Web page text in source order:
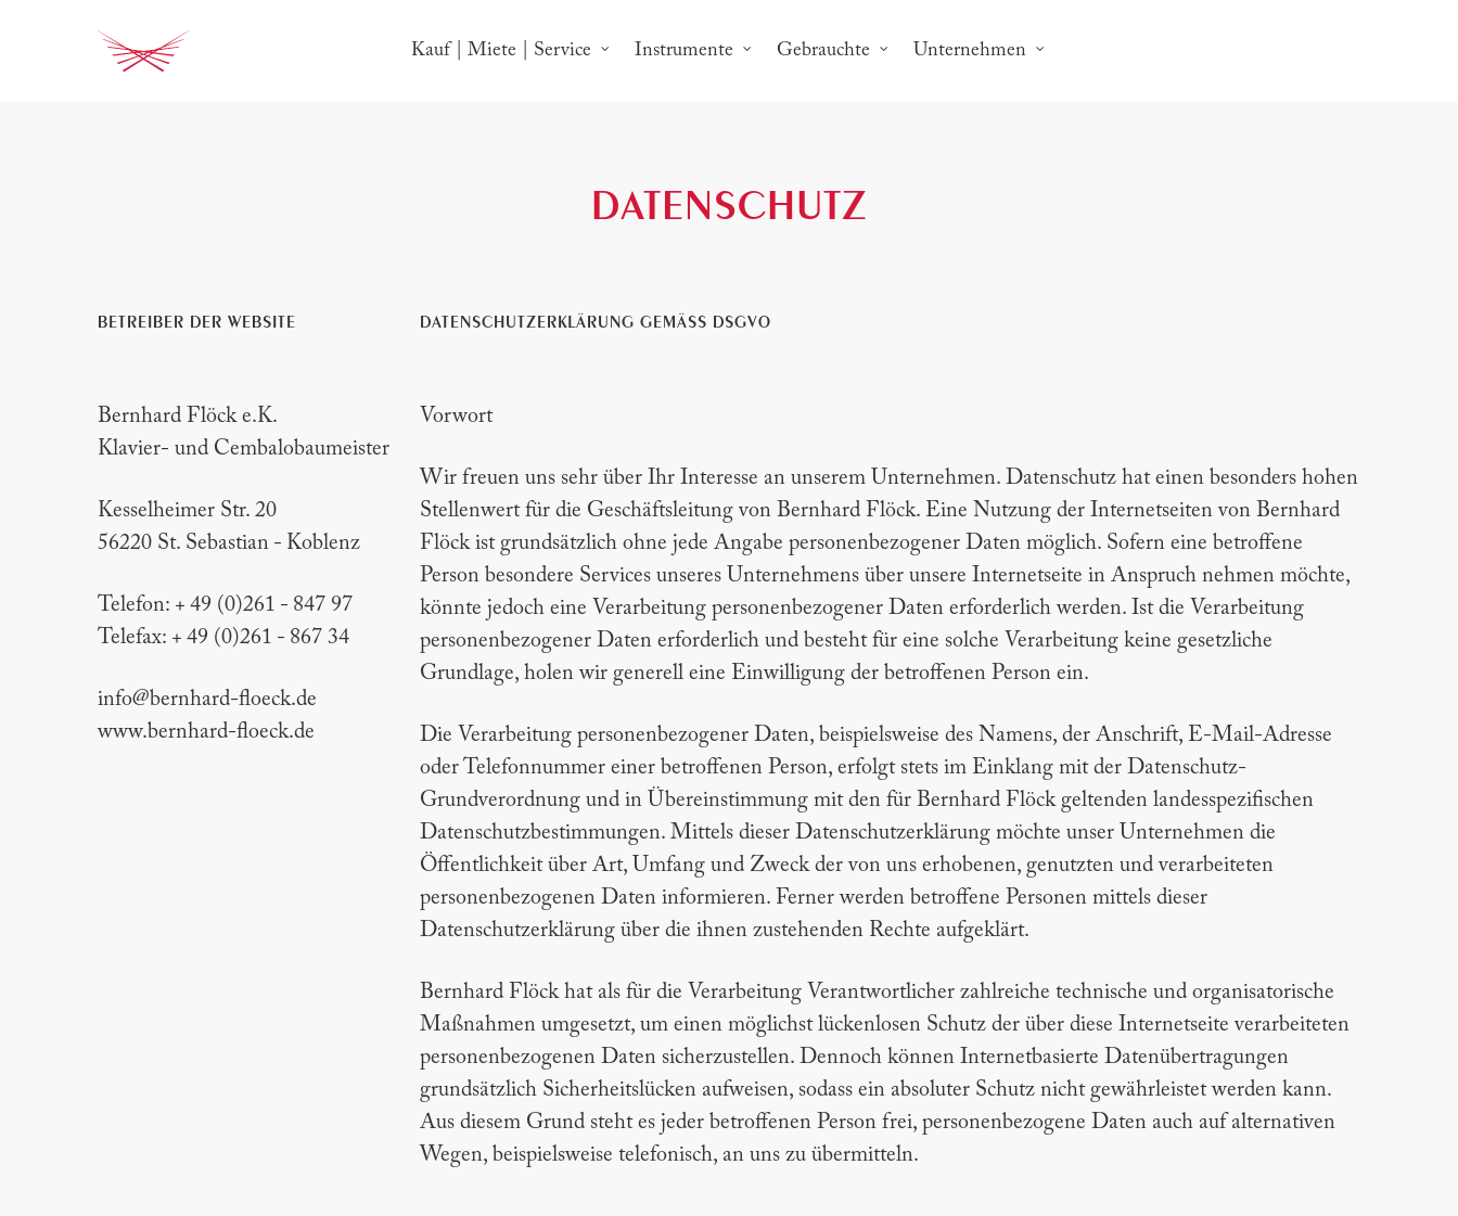
Kauf | Miete | Service Instrumente Gebrauchte Unternehmen
DATENSCHUTZ
BETREIBER DER WEBSITE
Bernhard Flöck e.K.
Klavier- und Cembalobaumeister
Kesselheimer Str. 20
56220 St. Sebastian - Koblenz
Telefon: + 49 (0)261 - 847 97
Telefax: + 49 (0)261 - 867 34
info@bernhard-floeck.de
www.bernhard-floeck.de
DATENSCHUTZERKLÄRUNG GEMÄSS DSGVO
Vorwort
Wir freuen uns sehr über Ihr Interesse an unserem Unternehmen. Datenschutz hat einen besonders hohen
Stellenwert für die Geschäftsleitung von Bernhard Flöck. Eine Nutzung der Internetseiten von Bernhard
Flöck ist grundsätzlich ohne jede Angabe personenbezogener Daten möglich. Sofern eine betroffene
Person besondere Services unseres Unternehmens über unsere Internetseite in Anspruch nehmen möchte,
könnte jedoch eine Verarbeitung personenbezogener Daten erforderlich werden. Ist die Verarbeitung
personenbezogener Daten erforderlich und besteht für eine solche Verarbeitung keine gesetzliche
Grundlage, holen wir generell eine Einwilligung der betroffenen Person ein.
Die Verarbeitung personenbezogener Daten, beispielsweise des Namens, der Anschrift, E-Mail-Adresse
oder Telefonnummer einer betroffenen Person, erfolgt stets im Einklang mit der Datenschutz-
Grundverordnung und in Übereinstimmung mit den für Bernhard Flöck geltenden landesspezifischen
Datenschutzbestimmungen. Mittels dieser Datenschutzerklärung möchte unser Unternehmen die
Öffentlichkeit über Art, Umfang und Zweck der von uns erhobenen, genutzten und verarbeiteten
personenbezogenen Daten informieren. Ferner werden betroffene Personen mittels dieser
Datenschutzerklärung über die ihnen zustehenden Rechte aufgeklärt.
Bernhard Flöck hat als für die Verarbeitung Verantwortlicher zahlreiche technische und organisatorische
Maßnahmen umgesetzt, um einen möglichst lückenlosen Schutz der über diese Internetseite verarbeiteten
personenbezogenen Daten sicherzustellen. Dennoch können Internetbasierte Datenübertragungen
grundsätzlich Sicherheitslücken aufweisen, sodass ein absoluter Schutz nicht gewährleistet werden kann.
Aus diesem Grund steht es jeder betroffenen Person frei, personenbezogene Daten auch auf alternativen
Wegen, beispielsweise telefonisch, an uns zu übermitteln.